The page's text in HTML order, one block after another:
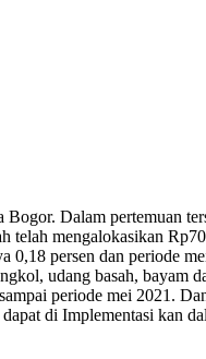
Dalam pertemuan
telah mengalokasikan
persen dan periode
udang basah, bayam
periode mei 2021.
di Implementasi kan